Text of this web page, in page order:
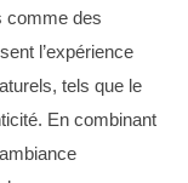
comme des
l’expérience
tels que le
En combinant